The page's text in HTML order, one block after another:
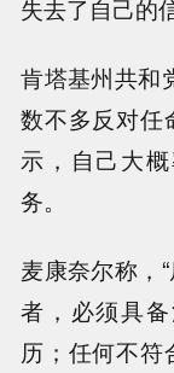
失去了自己的
肯塔基州共和
数不多反对任
示，自己大
务。
麦康奈尔称，
者，必须具
历；任何不